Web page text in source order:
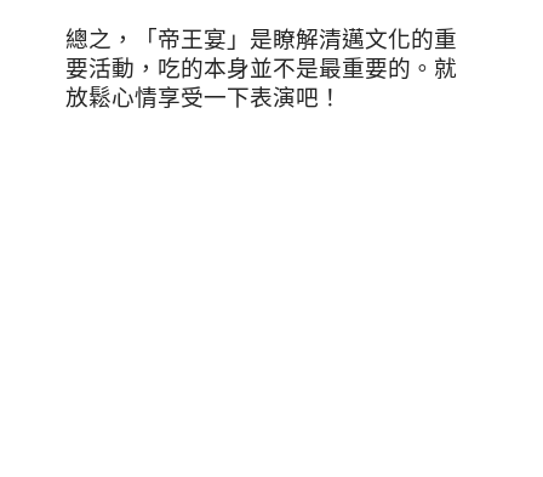
總之，「帝王宴」是瞭解清邁文化的重
要活動，吃的本身並不是最重要的。就
放鬆心情享受一下表演吧！